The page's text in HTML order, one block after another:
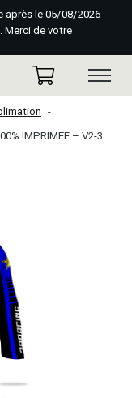
après le 05/08/2026
Merci de votre
IMPRIMEE – V2-3